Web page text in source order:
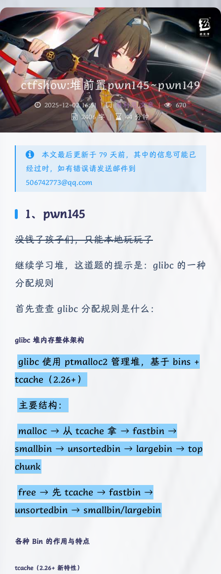
ctfshow:堆前置pwn145~pwn149
2025-12-02 16:51 | 堆利用,文章 |
670
2406 字 | 44 分钟
本文最后更新于 79 天前，其中的信息可能已
经过时，如有错误请发送邮件到
506742773@qq.com
1、pwn145
没钱了孩子们，只能本地玩玩了
继续学习堆，这道题的提示是：glibc 的一种
分配规则
首先查查 glibc 分配规则是什么：
glibc 堆内存整体架构
glibc 使用 ptmalloc2 管理堆，基于 bins +
tcache（2.26+）
主要结构：
malloc → 从 tcache 拿 → fastbin →
smallbin → unsortedbin → largebin → top
chunk
free → 先 tcache → fastbin →
unsortedbin → smallbin/largebin
各种 Bin 的作用与特点
tcache（2.26+ 新特性）